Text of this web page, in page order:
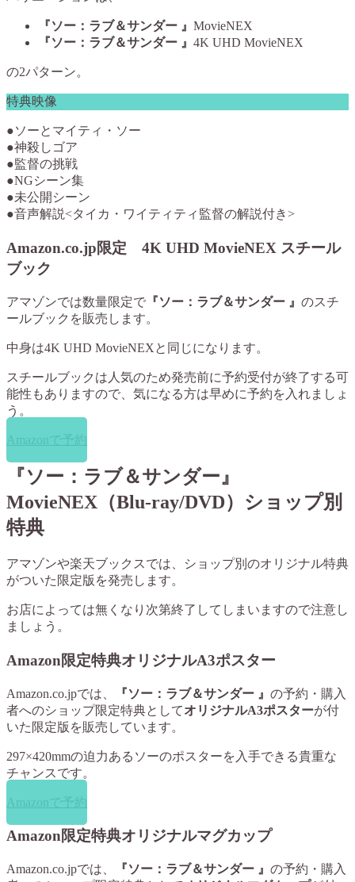
『ソー：ラブ＆サンダー 』 MovieNEX
『ソー：ラブ＆サンダー 』 4K UHD MovieNEX
の2パターン。
特典映像
●ソーとマイティ・ソー
●神殺しゴア
●監督の挑戦
●NGシーン集
●未公開シーン
●音声解説<タイカ・ワイティティ監督の解説付き>
Amazon.co.jp限定 4K UHD MovieNEX スチール
ブック
アマゾンでは数量限定で 『ソー：ラブ＆サンダー 』 のスチ
ールブックを販売します。
中身は4K UHD MovieNEXと同じになります。
スチールブックは人気のため発売前に予約受付が終了する可
能性もありますので、気になる方は早めに予約を入れましょ
う。
Amazonで予約
『ソー：ラブ＆サンダー』
MovieNEX（Blu-ray/DVD）ショップ別
特典
アマゾンや楽天ブックスでは、ショップ別のオリジナル特典
がついた限定版を発売します。
お店によっては無くなり次第終了してしまいますので注意し
ましょう。
Amazon限定特典オリジナルA3ポスター
Amazon.co.jpでは、 『ソー：ラブ＆サンダー 』 の予約・購入
者へのショップ限定特典としてオリジナルA3ポスターが付
いた限定版を販売しています。
297×420mmの迫力あるソーのポスターを入手できる貴重な
チャンスです。
Amazonで予約
Amazon限定特典オリジナルマグカップ
Amazon.co.jpでは、 『ソー：ラブ＆サンダー 』 の予約・購入